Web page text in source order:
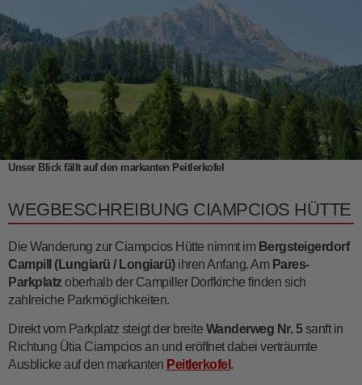
Unser Blick fällt auf den markanten Peitlerkofel
WEGBESCHREIBUNG CIAMPCIOS HÜTTE
Die Wanderung zur Ciampcios Hütte nimmt imBergsteigerdorf
Campill (Lungiarü / Longiarü) ihren Anfang. Am Pares-
Parkplatz oberhalb der Campiller Dorfkirche finden sich
zahlreiche Parkmöglichkeiten.
Direkt vom Parkplatz steigt der breite Wanderweg Nr. 5sanft in
Richtung Ütia Ciampcios an und eröffnet dabei verträumte
Ausblicke auf den markanten Peitlerkofel .